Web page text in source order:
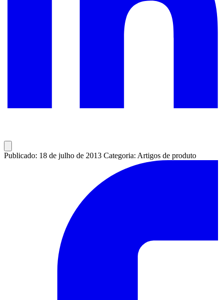
Publicado: 18 de julho de 2013 Categoria: Artigos de produto